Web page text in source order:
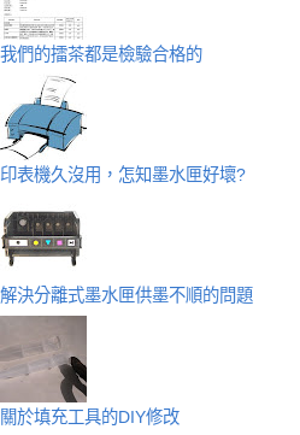
我們的擂茶都是檢驗合格的
印表機久沒用，怎知墨水匣好壞?
解決分離式墨水匣供墨不順的問題
關於填充工具的DIY修改